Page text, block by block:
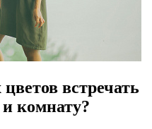
встречать
комнату?